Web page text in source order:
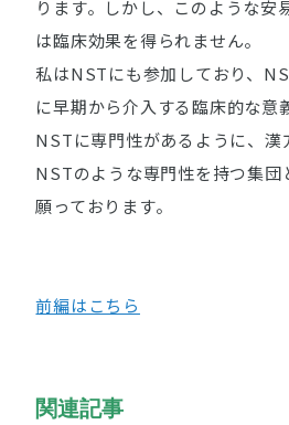
ります。しかし、このような安
は臨床効果を得られません。
私はNSTにも参加しており、
に早期から介入する臨床的な意
NSTに専門性があるように、漢
NSTのような専門性を持つ集団
願っております。
前編はこちら
関連記事